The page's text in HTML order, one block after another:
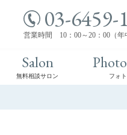
03-6459-
営業時間 10：00～20：00（年
Salon
無料相談サロン フォ